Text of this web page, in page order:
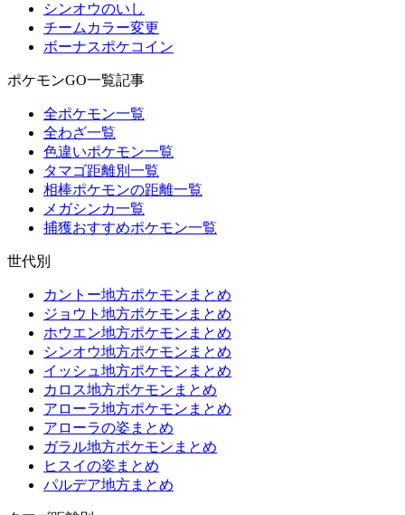
シンオウのいし
チームカラー変更
ボーナスポケコイン
ポケモンGO一覧記事
全ポケモン一覧
全わざ一覧
色違いポケモン一覧
タマゴ距離別一覧
相棒ポケモンの距離一覧
メガシンカ一覧
捕獲おすすめポケモン一覧
世代別
カントー地方ポケモンまとめ
ジョウト地方ポケモンまとめ
ホウエン地方ポケモンまとめ
シンオウ地方ポケモンまとめ
イッシュ地方ポケモンまとめ
カロス地方ポケモンまとめ
アローラ地方ポケモンまとめ
アローラの姿まとめ
ガラル地方ポケモンまとめ
ヒスイの姿まとめ
パルデア地方まとめ